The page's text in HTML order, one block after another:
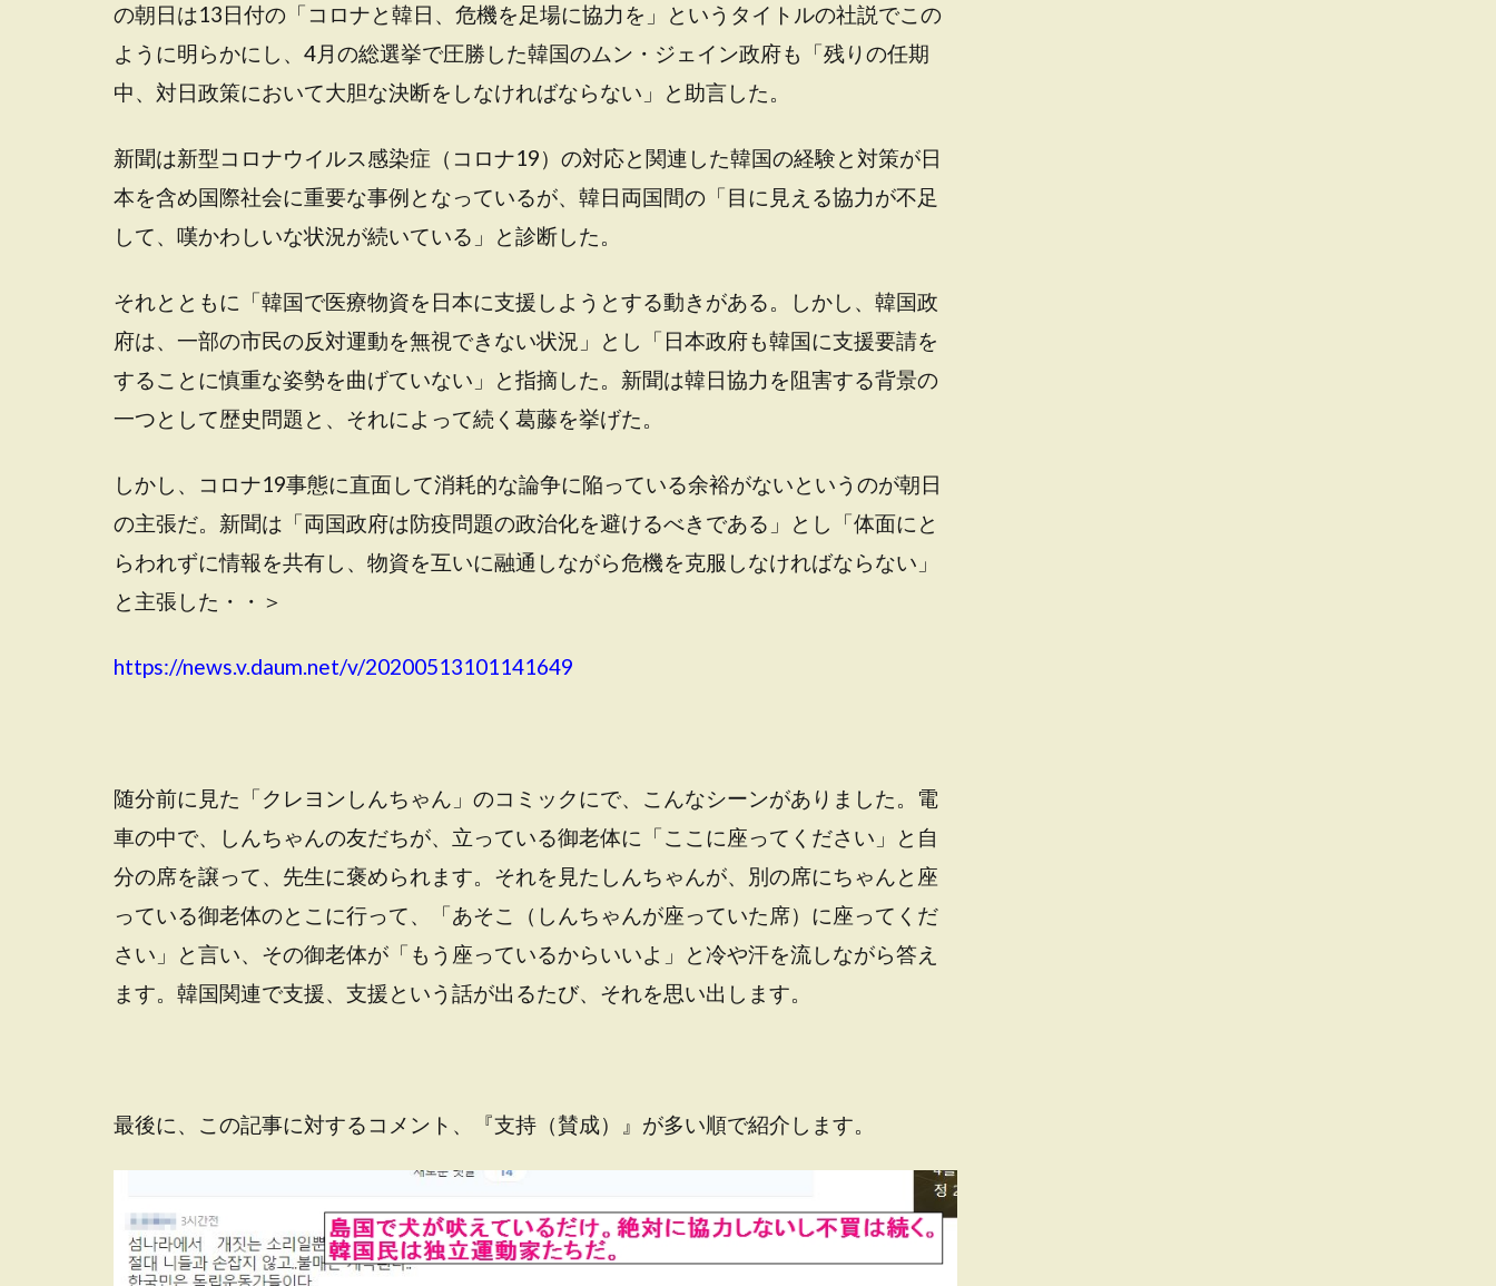
の朝日は13日付の「コロナと韓日、危機を足場に協力を」というタイトルの社説でこの
ように明らかにし、4月の総選挙で圧勝した韓国のムン・ジェイン政府も「残りの任期
中、対日政策において大胆な決断をしなければならない」と助言した。
新聞は新型コロナウイルス感染症（コロナ19）の対応と関連した韓国の経験と対策が日
本を含め国際社会に重要な事例となっているが、韓日両国間の「目に見える協力が不足
して、嘆かわしいな状況が続いている」と診断した。
それとともに「韓国で医療物資を日本に支援しようとする動きがある。しかし、韓国政
府は、一部の市民の反対運動を無視できない状況」とし「日本政府も韓国に支援要請を
することに慎重な姿勢を曲げていない」と指摘した。新聞は韓日協力を阻害する背景の
一つとして歴史問題と、それによって続く葛藤を挙げた。
しかし、コロナ19事態に直面して消耗的な論争に陥っている余裕がないというのが朝日
の主張だ。新聞は「両国政府は防疫問題の政治化を避けるべきである」とし「体面にと
らわれずに情報を共有し、物資を互いに融通しながら危機を克服しなければならない」
と主張した・・＞
https://news.v.daum.net/v/20200513101141649
随分前に見た「クレヨンしんちゃん」のコミックにで、こんなシーンがありました。電
車の中で、しんちゃんの友だちが、立っている御老体に「ここに座ってください」と自
分の席を譲って、先生に褒められます。それを見たしんちゃんが、別の席にちゃんと座
っている御老体のとこに行って、「あそこ（しんちゃんが座っていた席）に座ってくだ
さい」と言い、その御老体が「もう座っているからいいよ」と冷や汗を流しながら答え
ます。韓国関連で支援、支援という話が出るたび、それを思い出します。
最後に、この記事に対するコメント、『支持（賛成）』が多い順で紹介します。